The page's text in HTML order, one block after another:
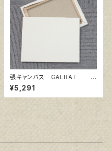
張キャンバス GAERA F 2
0号
¥5,291